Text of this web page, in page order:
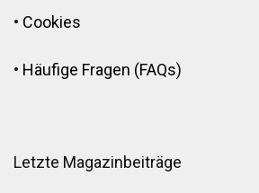
• Cookies
• Häufige Fragen (FAQs)
Letzte Magazinbeiträge